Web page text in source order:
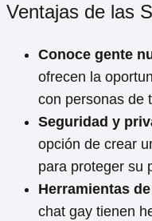
Ventajas de las
Conoce gente
ofrecen la
con personas de
Seguridad y
opción de crear
para proteger su
Herramientas
chat gay tienen